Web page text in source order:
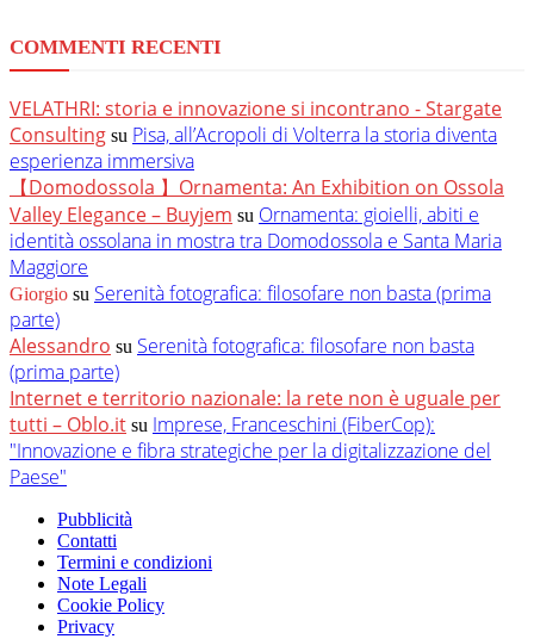
COMMENTI RECENTI
VELATHRI: storia e innovazione si incontrano - Stargate
Consulting su Pisa, all’Acropoli di Volterra la storia diventa
esperienza immersiva
【Domodossola 】Ornamenta: An Exhibition on Ossola
Valley Elegance – Buyjem su Ornamenta: gioielli, abiti e
identità ossolana in mostra tra Domodossola e Santa Maria
Maggiore
Giorgio su Serenità fotografica: filosofare non basta (prima
parte)
Alessandro su Serenità fotografica: filosofare non basta
(prima parte)
Internet e territorio nazionale: la rete non è uguale per
tutti – Oblo.it su Imprese, Franceschini (FiberCop):
"Innovazione e fibra strategiche per la digitalizzazione del
Paese"
Pubblicità
Contatti
Termini e condizioni
Note Legali
Cookie Policy
Privacy